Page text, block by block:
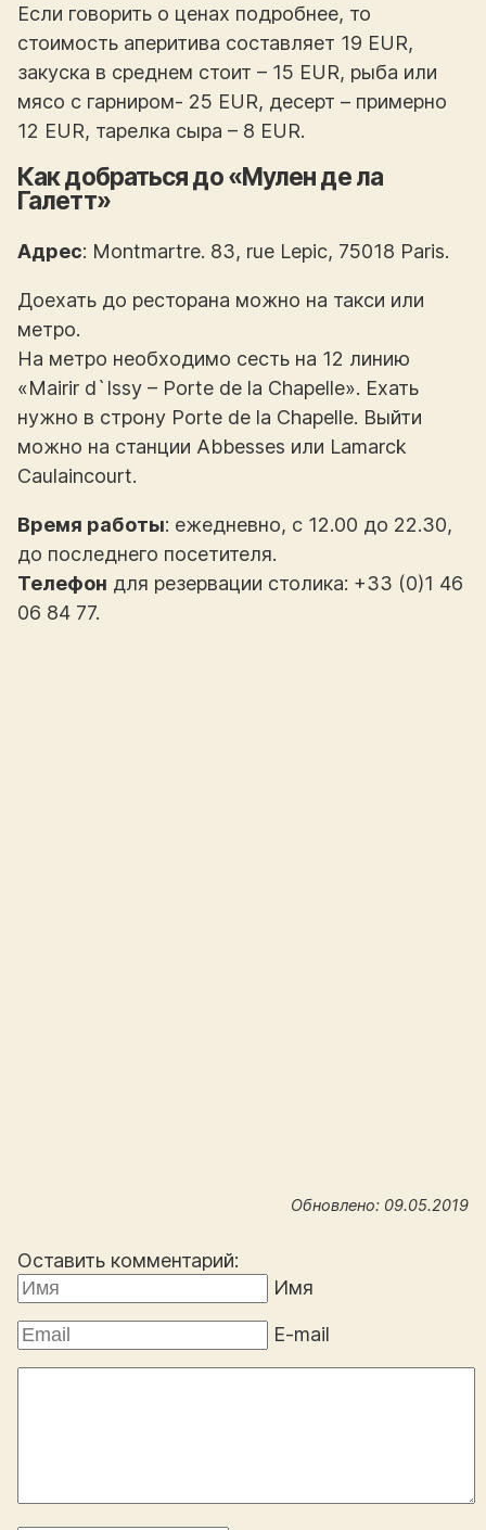
Если говорить о ценах подробнее, то
стоимость аперитива составляет 19 EUR,
закуска в среднем стоит – 15 EUR, рыба или
мясо с гарниром- 25 EUR, десерт – примерно
12 EUR, тарелка сыра – 8 EUR.
Как добраться до «Мулен де ла
Галетт»
Адрес: Montmartre. 83, rue Lepic, 75018 Paris.
Доехать до ресторана можно на такси или
метро.
На метро необходимо сесть на 12 линию
«Mairir d`Issy – Porte de la Chapelle». Ехать
нужно в строну Porte de la Chapelle. Выйти
можно на станции Abbesses или Lamarck
Caulaincourt.
Время работы: ежедневно, с 12.00 до 22.30,
до последнего посетителя.
Телефон для резервации столика: +33 (0)1 46
06 84 77.
Обновлено: 09.05.2019
Оставить комментарий:
Имя
E-mail